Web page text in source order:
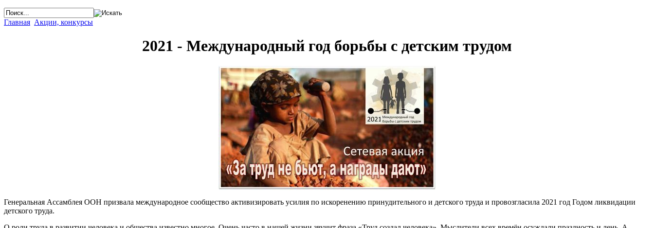
Главная Акции, конкурсы
2021 - Международный год борьбы с детским трудом
Генеральная Ассамблея ООН призвала международное сообщество активизировать усилия по искоренению принудительного и детского труда и провозгласила 2021 год Годом ликвидации
детского труда.